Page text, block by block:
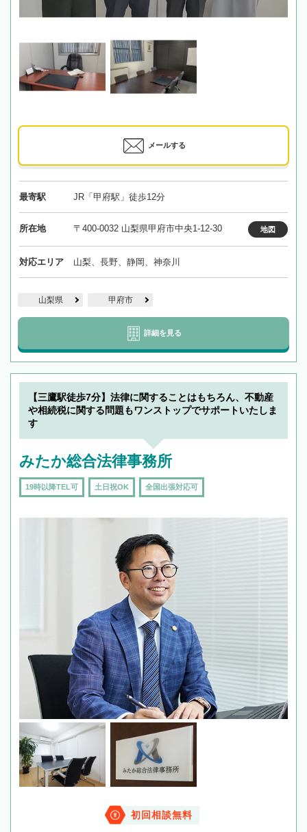
メールする
最寄駅 JR「甲府駅」徒歩12分
所在地 〒400-0032 山梨県甲府市中央1-12-30 地図
対応エリア 山梨、長野、静岡、神奈川
山梨県 甲府市
詳細を見る
【三鷹駅徒歩7分】法律に関することはもちろん、不動産
や相続税に関する問題もワンストップでサポートいたしま
す
みたか総合法律事務所
19時以降TEL可 土日祝OK 全国出張対応可
初回相談無料